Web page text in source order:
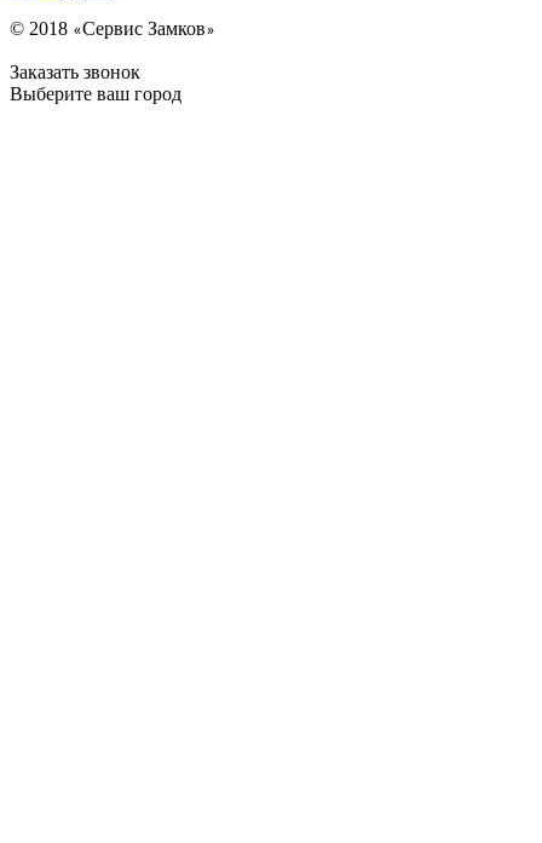
© 2018 «Сервис Замков»
Заказать звонок
Выберите ваш город